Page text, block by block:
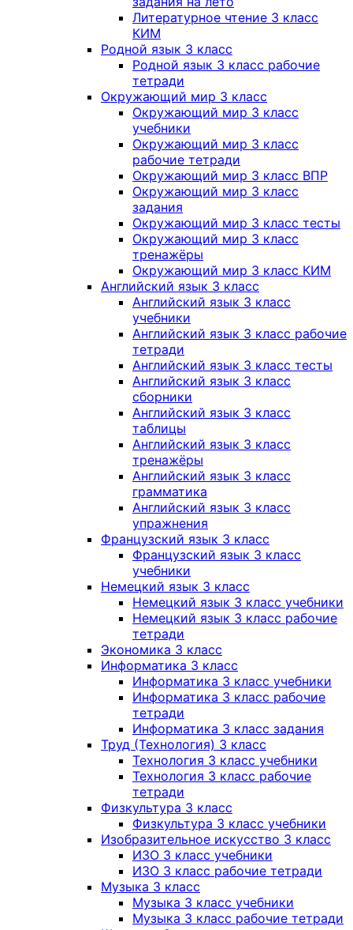
Литературное чтение 3 класс
КИМ
Родной язык 3 класс
Родной язык 3 класс рабочие
тетради
Окружающий мир 3 класс
Окружающий мир 3 класс
учебники
Окружающий мир 3 класс
рабочие тетради
Окружающий мир 3 класс ВПР
Окружающий мир 3 класс
задания
Окружающий мир 3 класс тесты
Окружающий мир 3 класс
тренажёры
Окружающий мир 3 класс КИМ
Английский язык 3 класс
Английский язык 3 класс
учебники
Английский язык 3 класс рабочие
тетради
Английский язык 3 класс тесты
Английский язык 3 класс
сборники
Английский язык 3 класс
таблицы
Английский язык 3 класс
тренажёры
Английский язык 3 класс
грамматика
Английский язык 3 класс
упражнения
Французский язык 3 класс
Французский язык 3 класс
учебники
Немецкий язык 3 класс
Немецкий язык 3 класс учебники
Немецкий язык 3 класс рабочие
тетради
Экономика 3 класс
Информатика 3 класс
Информатика 3 класс учебники
Информатика 3 класс рабочие
тетради
Информатика 3 класс задания
Труд (Технология) 3 класс
Технология 3 класс учебники
Технология 3 класс рабочие
тетради
Физкультура 3 класс
Физкультура 3 класс учебники
Изобразительное искусство 3 класс
ИЗО 3 класс учебники
ИЗО 3 класс рабочие тетради
Музыка 3 класс
Музыка 3 класс учебники
Музыка 3 класс рабочие тетради